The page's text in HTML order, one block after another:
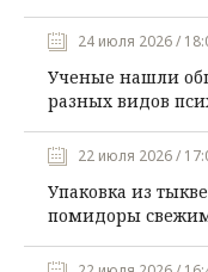
24 июля 2026 /
Ученые нашли
разных видов
22 июля 2026 /
Упаковка из
помидоры